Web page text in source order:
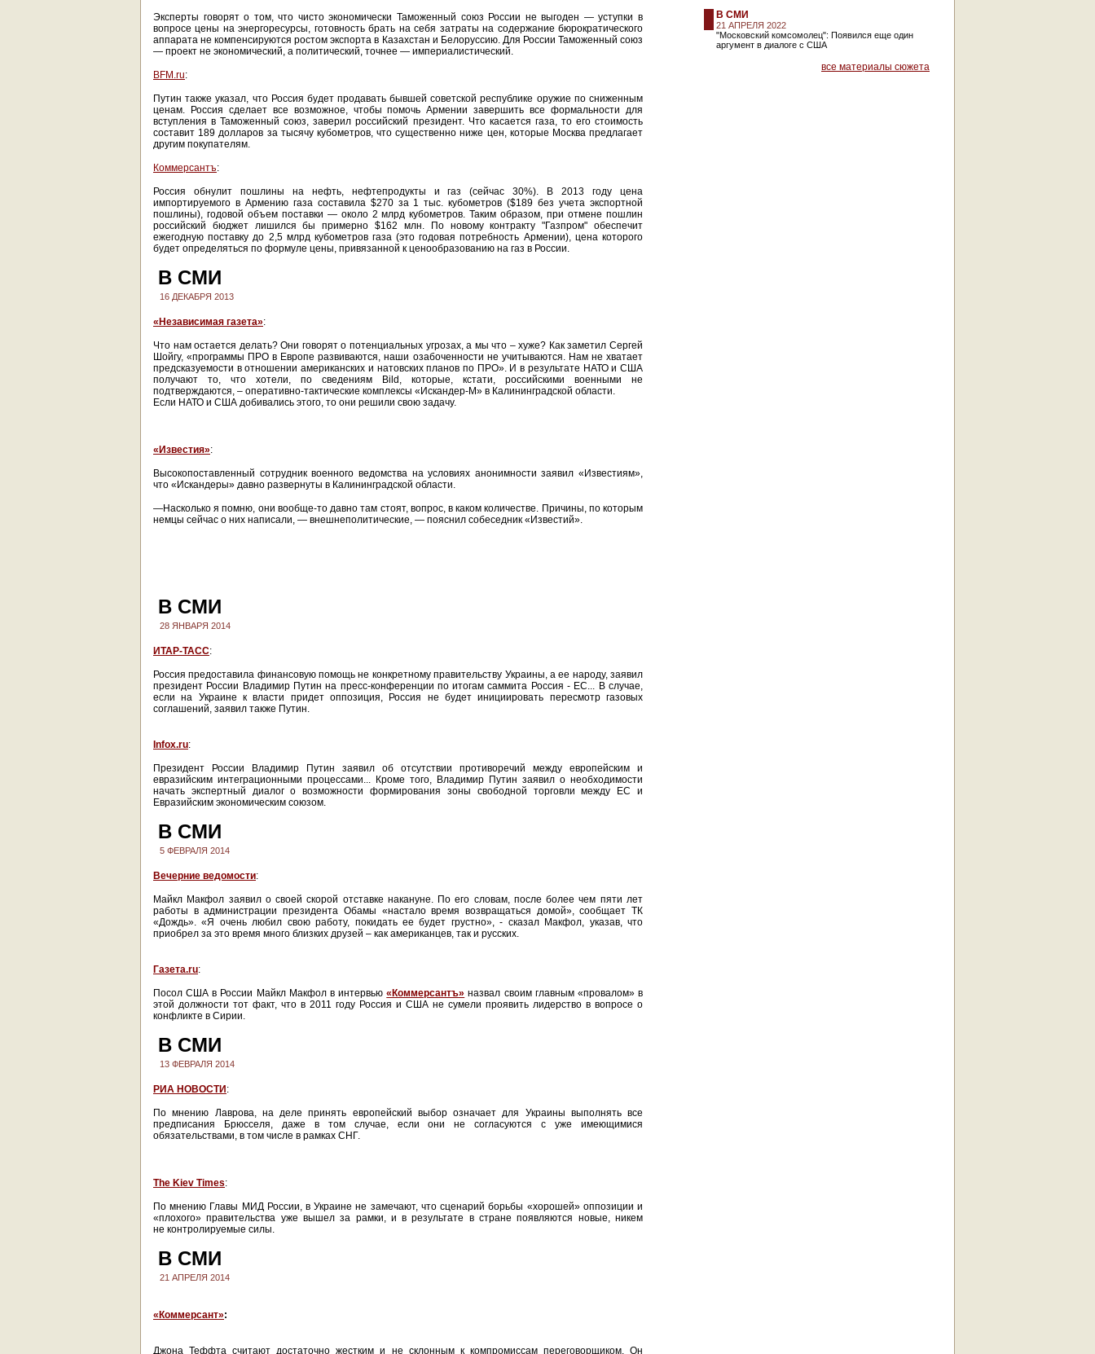
Эксперты говорят о том, что чисто экономически Таможенный союз России не выгоден — уступки в
вопросе цены на энергоресурсы, готовность брать на себя затраты на содержание бюрократического
аппарата не компенсируются ростом экспорта в Казахстан и Белоруссию. Для России Таможенный союз
— проект не экономический, а политический, точнее — империалистический.
BFM.ru:
Путин также указал, что Россия будет продавать бывшей советской республике оружие по сниженным
ценам. Россия сделает все возможное, чтобы помочь Армении завершить все формальности для
вступления в Таможенный союз, заверил российский президент. Что касается газа, то его стоимость
составит 189 долларов за тысячу кубометров, что существенно ниже цен, которые Москва предлагает
другим покупателям.
Коммерсантъ:
Россия обнулит пошлины на нефть, нефтепродукты и газ (сейчас 30%). В 2013 году цена
импортируемого в Армению газа составила $270 за 1 тыс. кубометров ($189 без учета экспортной
пошлины), годовой объем поставки — около 2 млрд кубометров. Таким образом, при отмене пошлин
российский бюджет лишился бы примерно $162 млн. По новому контракту "Газпром" обеспечит
ежегодную поставку до 2,5 млрд кубометров газа (это годовая потребность Армении), цена которого
будет определяться по формуле цены, привязанной к ценообразованию на газ в России.
В СМИ
16 ДЕКАБРЯ 2013
«Независимая газета»:
Что нам остается делать? Они говорят о потенциальных угрозах, а мы что – хуже? Как заметил Сергей
Шойгу, «программы ПРО в Европе развиваются, наши озабоченности не учитываются. Нам не хватает
предсказуемости в отношении американских и натовских планов по ПРО». И в результате НАТО и США
получают то, что хотели, по сведениям Bild, которые, кстати, российскими военными не
подтверждаются, – оперативно-тактические комплексы «Искандер-М» в Калининградской области.
Если НАТО и США добивались этого, то они решили свою задачу.
«Известия»:
Высокопоставленный сотрудник военного ведомства на условиях анонимности заявил «Известиям»,
что «Искандеры» давно развернуты в Калининградской области.
—Насколько я помню, они вообще-то давно там стоят, вопрос, в каком количестве. Причины, по которым
немцы сейчас о них написали, — внешнеполитические, — пояснил собеседник «Известий».
В СМИ
28 ЯНВАРЯ 2014
ИТАР-ТАСС:
Россия предоставила финансовую помощь не конкретному правительству Украины, а ее народу, заявил
президент России Владимир Путин на пресс-конференции по итогам саммита Россия - ЕС... В случае,
если на Украине к власти придет оппозиция, Россия не будет инициировать пересмотр газовых
соглашений, заявил также Путин.
Infox.ru:
Президент России Владимир Путин заявил об отсутствии противоречий между европейским и
евразийским интеграционными процессами... Кроме того, Владимир Путин заявил о необходимости
начать экспертный диалог о возможности формирования зоны свободной торговли между ЕС и
Евразийским экономическим союзом.
В СМИ
5 ФЕВРАЛЯ 2014
Вечерние ведомости:
Майкл Макфол заявил о своей скорой отставке накануне. По его словам, после более чем пяти лет
работы в администрации президента Обамы «настало время возвращаться домой», сообщает ТК
«Дождь». «Я очень любил свою работу, покидать ее будет грустно», - сказал Макфол, указав, что
приобрел за это время много близких друзей – как американцев, так и русских.
Газета.ru:
Посол США в России Майкл Макфол в интервью«Коммерсантъ» назвал своим главным «провалом» в
этой должности тот факт, что в 2011 году Россия и США не сумели проявить лидерство в вопросе о
конфликте в Сирии.
В СМИ
13 ФЕВРАЛЯ 2014
РИА НОВОСТИ :
По мнению Лаврова, на деле принять европейский выбор означает для Украины выполнять все
предписания Брюсселя, даже в том случае, если они не согласуются с уже имеющимися
обязательствами, в том числе в рамках СНГ.
The Kiev Times:
По мнению Главы МИД России, в Украине не замечают, что сценарий борьбы «хорошей» оппозиции и
«плохого» правительства уже вышел за рамки, и в результате в стране появляются новые, никем
не контролируемые силы.
В СМИ
21 АПРЕЛЯ 2014
«Коммерсант»:
Джона Теффта считают достаточно жестким и не склонным к компромиссам переговорщиком. Он
В СМИ
21 АПРЕЛЯ 2022
"Московский комсомолец": Появился еще один
аргумент в диалоге с США
все материалы сюжета